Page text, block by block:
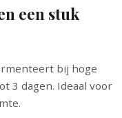
een stuk
bij hoge
3 dagen. Ideaal voor